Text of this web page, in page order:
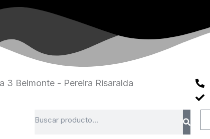
3 Belmonte - Pereira Risaralda